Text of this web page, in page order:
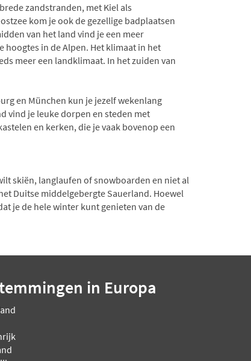
zandstranden, met Kiel als
kom je ook de gezellige badplaatsen
van het land vind je een meer
in de Alpen. Het klimaat in het
meer een landklimaat. In het zuiden van
en München kun je jezelf wekenlang
vind je leuke dorpen en steden met
en kerken, die je vaak bovenop een
skiën, langlaufen of snowboarden en niet al
Duitse middelgebergte Sauerland. Hoewel
je de hele winter kunt genieten van de
in Europa